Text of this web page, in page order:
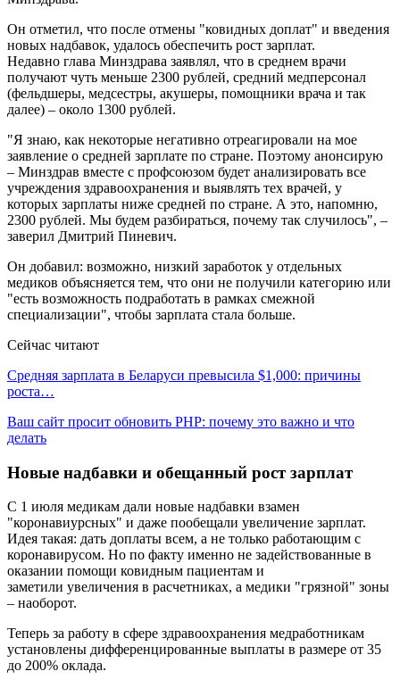
Он отметил, что после отмены "ковидных доплат" и введения
новых надбавок, удалось обеспечить рост зарплат.
Недавно глава Минздрава заявлял, что в среднем врачи
получают чуть меньше 2300 рублей, средний медперсонал
(фельдшеры, медсестры, акушеры, помощники врача и так
далее) – около 1300 рублей.
"Я знаю, как некоторые негативно отреагировали на мое
заявление о средней зарплате по стране. Поэтому анонсирую
– Минздрав вместе с профсоюзом будет анализировать все
учреждения здравоохранения и выявлять тех врачей, у
которых зарплаты ниже средней по стране. А это, напомню,
2300 рублей. Мы будем разбираться, почему так случилось", –
заверил Дмитрий Пиневич.
Он добавил: возможно, низкий заработок у отдельных
медиков объясняется тем, что они не получили категорию или
"есть возможность подработать в рамках смежной
специализации", чтобы зарплата стала больше.
Сейчас читают
Средняя зарплата в Беларуси превысила $1,000: причины
роста…
Ваш сайт просит обновить PHP: почему это важно и что
делать
Новые надбавки и обещанный рост зарплат
С 1 июля медикам дали новые надбавки взамен
"коронавиурсных" и даже пообещали увеличение зарплат.
Идея такая: дать доплаты всем, а не только работающим с
коронавирусом. Но по факту именно не задействованные в
оказании помощи ковидным пациентам и
заметили увеличения в расчетниках, а медики "грязной" зоны
– наоборот.
Теперь за работу в сфере здравоохранения медработникам
установлены дифференцированные выплаты в размере от 35
до 200% оклада.